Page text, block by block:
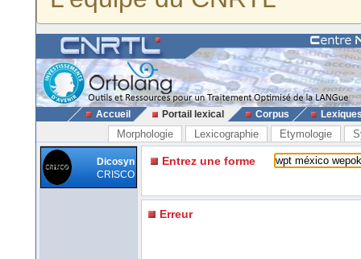
Accueil Portail lexical Corpus
Morphologie Lexicographie Etymologie
Dicosyn
CRISCO
Entrez une forme
Erreur